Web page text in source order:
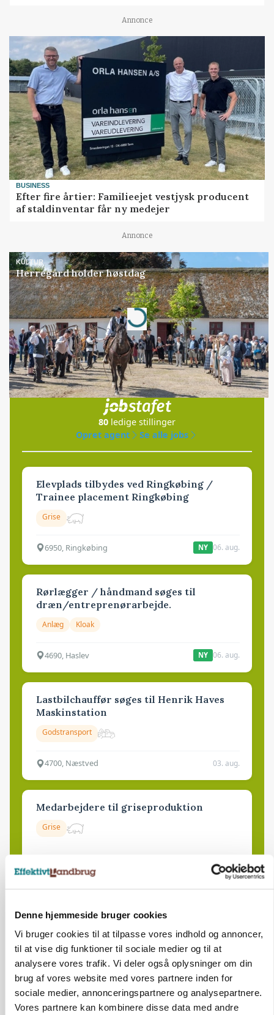
Denne hjemmeside bruger cookies
Vi bruger cookies til at tilpasse vores indhold og annoncer,
til at vise dig funktioner til sociale medier og til at
analysere vores trafik. Vi deler også oplysninger om din
brug af vores website med vores partnere inden for
sociale medier, annonceringspartnere og analysepartnere.
Vores partnere kan kombinere disse data med andre
Annonce
BUSINESS
Efter fire årtier: Familieejet vestjysk producent
af staldinventar får ny medejer
Annonce
KULTUR
Herregård holder høstdag
Annonce
Loading...
Jobs
i samarbejde med
80 ledige stillinger
Opret agent
Se alle jobs
Elevplads tilbydes ved Ringkøbing /
Trainee placement Ringkøbing
Grise
6950, Ringkøbing NY 06. aug.
Rørlægger / håndmand søges til
dræn/entreprenørarbejde.
Anlæg Kloak
4690, Haslev NY 06. aug.
Lastbilchauffør søges til Henrik Haves
Maskinstation
Godstransport
4700, Næstved 03. aug.
Medarbejdere til griseproduktion
Grise
9681, Ranum 03. aug.
Kalvepasser til ejendom i udvikling søges
Kalve
6392, Bolderslev 03. aug.